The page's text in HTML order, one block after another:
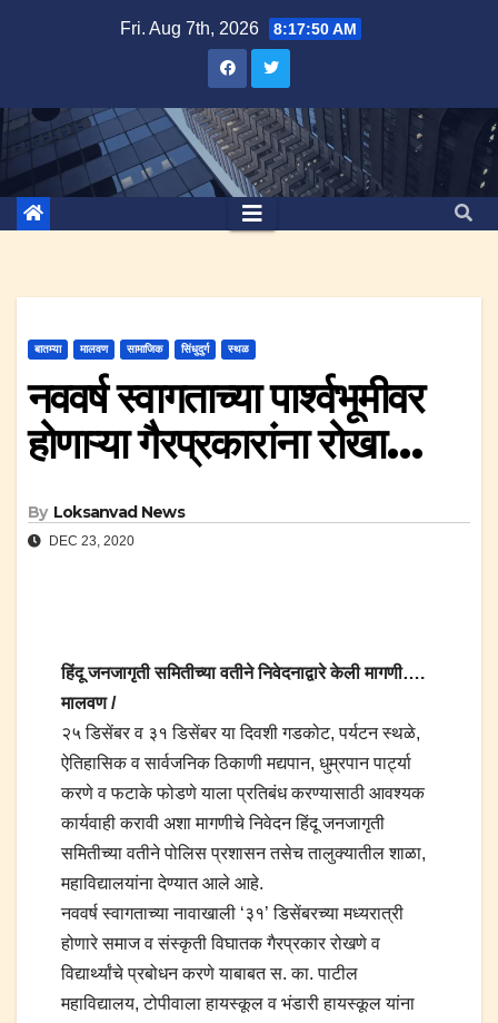
Fri. Aug 7th, 2026 8:17:51 AM
बातम्या मालवण सामाजिक सिंधुदुर्ग स्थळ
नववर्ष स्वागताच्या पार्श्वभूमीवर
होणाऱ्या गैरप्रकारांना रोखा…
By Loksanvad News
DEC 23, 2020
हिंदू जनजागृती समितीच्या वतीने निवेदनाद्वारे केली मागणी….
मालवण /
२५ डिसेंबर व ३१ डिसेंबर या दिवशी गडकोट, पर्यटन स्थळे,
ऐतिहासिक व सार्वजनिक ठिकाणी मद्यपान, धुम्रपान पार्ट्या
करणे व फटाके फोडणे याला प्रतिबंध करण्यासाठी आवश्यक
कार्यवाही करावी अशा मागणीचे निवेदन हिंदू जनजागृती
समितीच्या वतीने पोलिस प्रशासन तसेच तालुक्यातील शाळा,
महाविद्यालयांना देण्यात आले आहे.
नववर्ष स्वागताच्या नावाखाली ‘३१’ डिसेंबरच्या मध्यरात्री
होणारे समाज व संस्कृती विघातक गैरप्रकार रोखणे व
विद्यार्थ्यांचे प्रबोधन करणे याबाबत स. का. पाटील
महाविद्यालय, टोपीवाला हायस्कूल व भंडारी हायस्कूल यांना